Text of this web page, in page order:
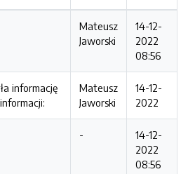
Mateusz
Jaworski
14-12-
2022
08:56
informację
Mateusz
Jaworski
14-12-
2022
-
14-12-
2022
08:56